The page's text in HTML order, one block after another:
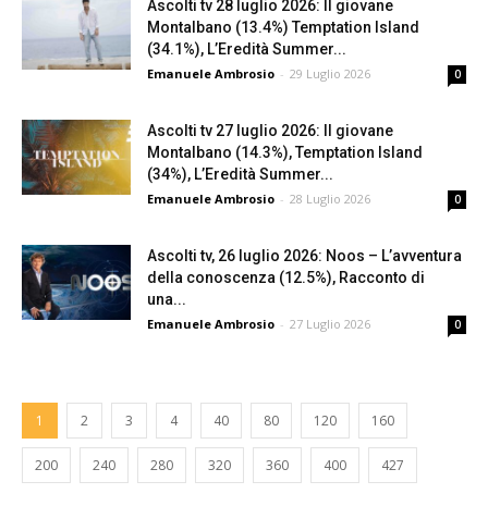
Ascolti tv 28 luglio 2026: Il giovane
Montalbano (13.4%) Temptation Island
(34.1%), L’Eredità Summer...
Emanuele Ambrosio - 29 Luglio 2026 0
Ascolti tv 27 luglio 2026: Il giovane
Montalbano (14.3%), Temptation Island
(34%), L’Eredità Summer...
Emanuele Ambrosio - 28 Luglio 2026 0
Ascolti tv, 26 luglio 2026: Noos – L’avventura
della conoscenza (12.5%), Racconto di
una...
Emanuele Ambrosio - 27 Luglio 2026 0
1 2 3 4 40 80 120 160
200 240 280 320 360 400 427